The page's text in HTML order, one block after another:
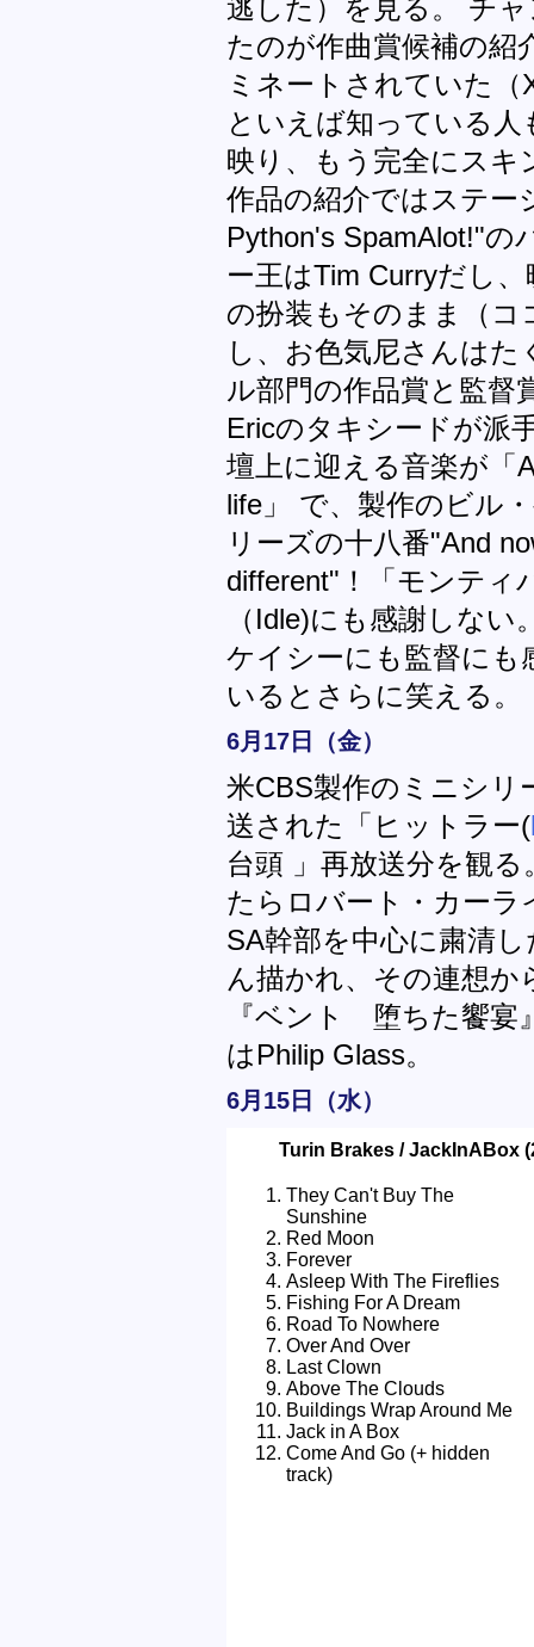
逃した）を見る。 チ
たのが作曲賞候補の紹
ミネートされていた
といえば知っている人
映り、もう完全にスキ
作品の紹介ではステー
Python's SpamAlot!"の
ー王はTim Curryだし
の扮装もそのまま（
し、お色気尼さんは
ル部門の作品賞と監督
Ericのタキシードが派
壇上に迎える音楽が「
life」 で、製作のビル
リーズの十八番"And
different"！「モンティ
（Idle)にも感謝しな
ケイシーにも監督にも
いるとさらに笑える。
6月17日（金）
米CBS製作のミニシリ
送された「ヒットラー(
台頭 」再放送分を観
たらロバート・カー
SA幹部を中心に粛清
ん描かれ、その連想
『ベント 堕ちた饗宴
はPhilip Glass。
6月15日（水）
Turin Brakes / JackInABox
They Can't Buy The
Sunshine
Red Moon
Forever
Asleep With The Fireflies
Fishing For A Dream
Road To Nowhere
Over And Over
Last Clown
Above The Clouds
Buildings Wrap Around Me
Jack in A Box
Come And Go (+ hidden
track)